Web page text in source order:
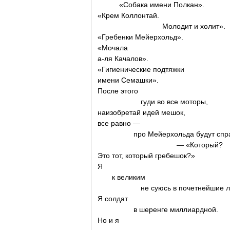
«Собака имени Полкан».
«Крем Коллонтай.
Молодит и холит».
«Гребенки Мейерхольд».
«Мочала
а-ля Качалов».
«Гигиенические подтяжки
имени Семашки».
После этого
гуди во все моторы,
наизобретай идей мешок,
все равно —
про Мейерхольда будут
— «Который?
Это тот, который гребешок?»
Я
к великим
не суюсь в почетнейшие
Я солдат
в шеренге миллиардной.
Но и я